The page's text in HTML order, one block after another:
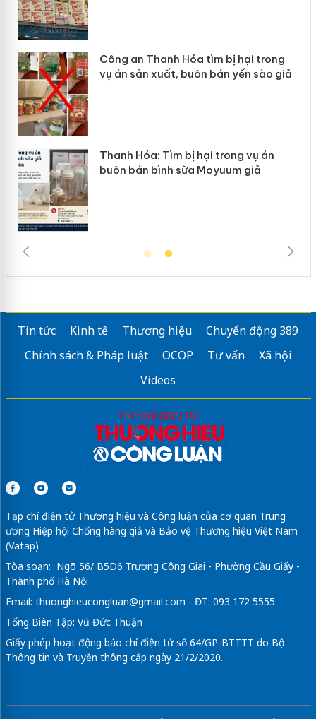
Công an Thanh Hóa tìm bị hại trong
vụ án sản xuất, buôn bán yến sào giả
Thanh Hóa: Tìm bị hại trong vụ án
buôn bán bình sữa Moyuum giả
Tin tức Kinh tế Thương hiệu
Chuyển động 389
Chính sách & Pháp luật
OCOP Tư vấn
Xã hội
Videos
Tạp chí điện tử Thương hiệu và Công luận của cơ quan Trung
ương Hiệp hội Chống hàng giả và Bảo vệ Thương hiệu Việt Nam
(Vatap)
Tòa soạn: Ngõ 56/ B5D6 Trương Công Giai - Phường Cầu Giấy -
Thành phố Hà Nội
Email: thuonghieucongluan@gmail.com - ĐT: 093 172 5555
Tổng Biên Tập: Vũ Đức Thuận
Giấy phép hoạt động báo chí điện tử số 64/GP-BTTTT do Bộ
Thông tin và Truyền thông cấp ngày 21/2/2020.